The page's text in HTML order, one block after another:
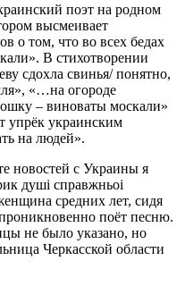
поэт на родном
высмеивает
о том, что во всех бедах
В стихотворении
сдохла свинья/ понятно,
«…на огороде
– виноваты москали»
упрёк украинским
на людей».
с Украины я
душi справжньоi
средних лет, сидя
поёт песню.
не было указано, но
Черкасской области